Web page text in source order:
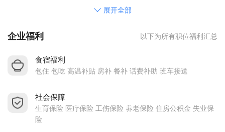
展开全部
企业福利 以下为所有职位福利汇总
食宿福利
包住 包吃 高温补贴 房补 餐补 话费补助 班车接送
社会保障
生育保险 医疗保险 工伤保险 养老保险 住房公积金 失业保
险